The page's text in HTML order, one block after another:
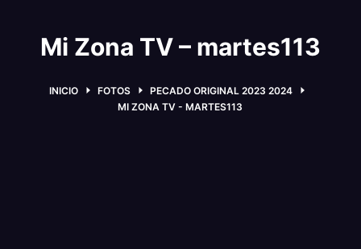
Mi Zona TV – martes113
INICIO FOTOS
PECADO ORIGINAL 2023 2024
MI ZONA TV - MARTES113